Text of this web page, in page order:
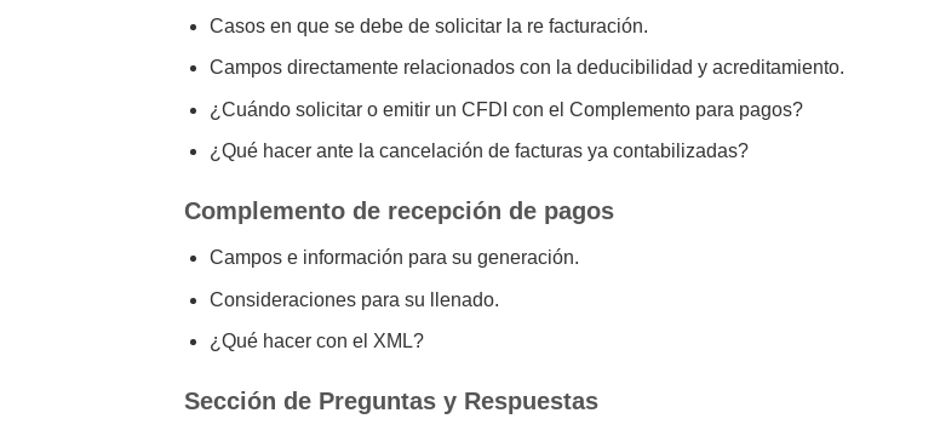
Casos en que se debe de solicitar la re facturación.
Campos directamente relacionados con la deducibilidad y acreditamiento.
¿Cuándo solicitar o emitir un CFDI con el Complemento para pagos?
¿Qué hacer ante la cancelación de facturas ya contabilizadas?
Complemento de recepción de pagos
Campos e información para su generación.
Consideraciones para su llenado.
¿Qué hacer con el XML?
Sección de Preguntas y Respuestas